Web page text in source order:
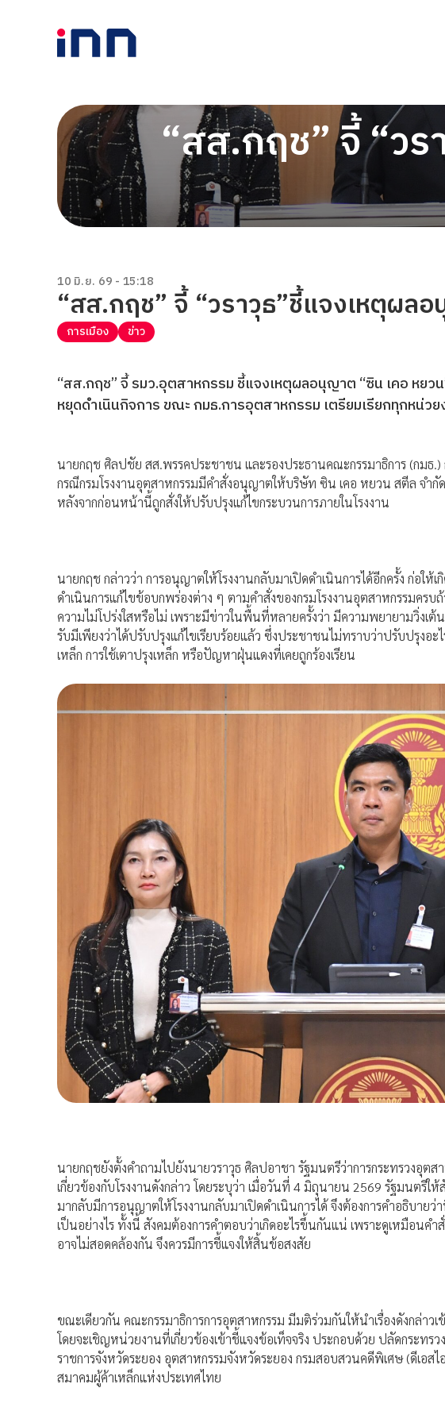
“สส.กฤช” จี้ “ว
10 มิ.ย. 69 - 15:18
“สส.กฤช” จี้ “วราวุธ”ชี้แจงเหตุผล
การเมือง ข่าว
“สส.กฤช” จี้ รมว.อุตสาหกรรม ชี้แจงเหตุผลอนุญาต “ซิน เคอ หยว
หยุดดำเนินกิจการ ขณะ กมธ.การอุตสาหกรรม เตรียมเรียกทุกหน่ว
นายกฤช ศิลปชัย สส.พรรคประชาชน และรองประธานคณะกรรมาธิการ (กมธ
กรณีกรมโรงงานอุตสาหกรรมมีคำสั่งอนุญาตให้บริษัท ซิน เคอ หยวน สตีล จำกัด
หลังจากก่อนหน้านี้ถูกสั่งให้ปรับปรุงแก้ไขกระบวนการภายในโรงงาน
นายกฤช กล่าวว่า การอนุญาตให้โรงงานกลับมาเปิดดำเนินการได้อีกครั้ง ก่อให้
ดำเนินการแก้ไขข้อบกพร่องต่าง ๆ ตามคำสั่งของกรมโรงงานอุตสาหกรรมครบ
ความไม่โปร่งใสหรือไม่ เพราะมีข่าวในพื้นที่หลายครั้งว่า มีความพยายามวิ่งเ
รับมีเพียงว่าได้ปรับปรุงแก้ไขเรียบร้อยแล้ว ซึ่งประชาชนไม่ทราบว่าปรับปรุงอ
เหล็ก การใช้เตาปรุงเหล็ก หรือปัญหาฝุ่นแดงที่เคยถูกร้องเรียน
นายกฤชยังตั้งคำถามไปยังนายวราวุธ ศิลปอาชา รัฐมนตรีว่าการกระทรวงอุต
เกี่ยวข้องกับโรงงานดังกล่าว โดยระบุว่า เมื่อวันที่ 4 มิถุนายน 2569 รัฐมนตรี
มากลับมีการอนุญาตให้โรงงานกลับมาเปิดดำเนินการได้ จึงต้องการคำอธิบายว่
เป็นอย่างไร ทั้งนี้ สังคมต้องการคำตอบว่าเกิดอะไรขึ้นกันแน่ เพราะดูเหมือนค
อาจไม่สอดคล้องกัน จึงควรมีการชี้แจงให้สิ้นข้อสงสัย
ขณะเดียวกัน คณะกรรมาธิการการอุตสาหกรรม มีมติร่วมกันให้นำเรื่องดังกล่า
โดยจะเชิญหน่วยงานที่เกี่ยวข้องเข้าชี้แจงข้อเท็จจริง ประกอบด้วย ปลัดกระทร
ราชการจังหวัดระยอง อุตสาหกรรมจังหวัดระยอง กรมสอบสวนคดีพิเศษ (ดีเอ
สมาคมผู้ค้าเหล็กแห่งประเทศไทย